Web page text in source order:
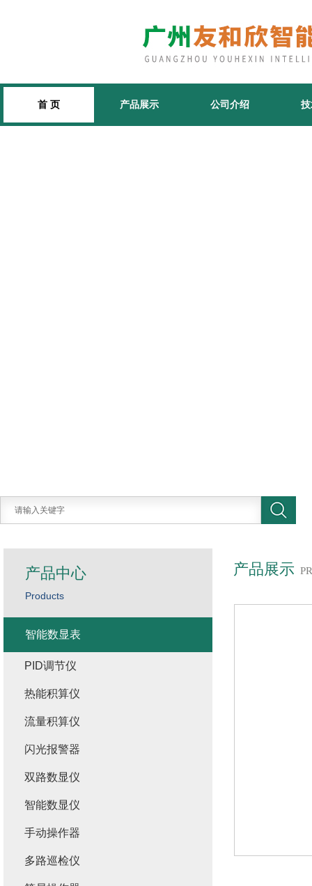
首 页 产品展示 公司介绍
产品展示
产品中心
Products
智能数显表
PID调节仪
热能积算仪
流量积算仪
闪光报警器
双路数显仪
智能数显仪
手动操作器
多路巡检仪